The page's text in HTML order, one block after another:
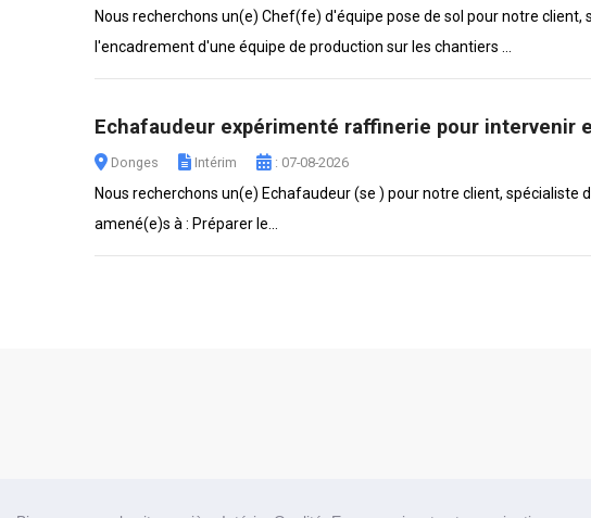
Nous recherchons un(e) Chef(fe) d'équipe pose de sol pour notre
l'encadrement d'une équipe de production sur les chantiers ...
Echafaudeur expérimenté raffinerie pour intervenir
Donges Intérim : 07-08-2026
Nous recherchons un(e) Echafaudeur (se ) pour notre client,
amené(e)s à : Préparer le...